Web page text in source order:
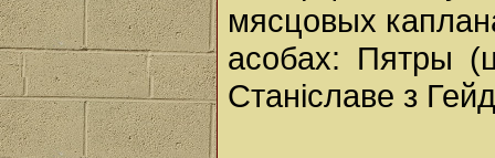
мясцовых
асобах: Пятры
Станіславе з